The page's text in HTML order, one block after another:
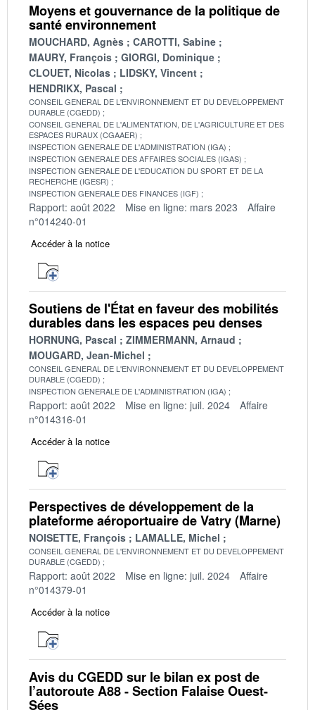
Moyens et gouvernance de la politique de
santé environnement
MOUCHARD, Agnès
CAROTTI, Sabine
MAURY, François
GIORGI, Dominique
CLOUET, Nicolas
LIDSKY, Vincent
HENDRIKX, Pascal
CONSEIL GENERAL DE L'ENVIRONNEMENT ET DU DEVELOPPEMENT
DURABLE (CGEDD)
CONSEIL GENERAL DE L'ALIMENTATION, DE L'AGRICULTURE ET DES
ESPACES RURAUX (CGAAER)
INSPECTION GENERALE DE L'ADMINISTRATION (IGA)
INSPECTION GENERALE DES AFFAIRES SOCIALES (IGAS)
INSPECTION GENERALE DE L'EDUCATION DU SPORT ET DE LA
RECHERCHE (IGESR)
INSPECTION GENERALE DES FINANCES (IGF)
Rapport: août 2022 Mise en ligne: mars 2023
Affaire
n°014240-01
Accéder à la notice
Soutiens de l'État en faveur des mobilités
durables dans les espaces peu denses
HORNUNG, Pascal
ZIMMERMANN, Arnaud
MOUGARD, Jean-Michel
CONSEIL GENERAL DE L'ENVIRONNEMENT ET DU DEVELOPPEMENT
DURABLE (CGEDD)
INSPECTION GENERALE DE L'ADMINISTRATION (IGA)
Rapport: août 2022 Mise en ligne: juil. 2024
Affaire
n°014316-01
Accéder à la notice
Perspectives de développement de la
plateforme aéroportuaire de Vatry (Marne)
NOISETTE, François LAMALLE, Michel
CONSEIL GENERAL DE L'ENVIRONNEMENT ET DU DEVELOPPEMENT
DURABLE (CGEDD)
Rapport: août 2022 Mise en ligne: juil. 2024
Affaire
n°014379-01
Accéder à la notice
Avis du CGEDD sur le bilan ex post de
l’autoroute A88 - Section Falaise Ouest-
Sées